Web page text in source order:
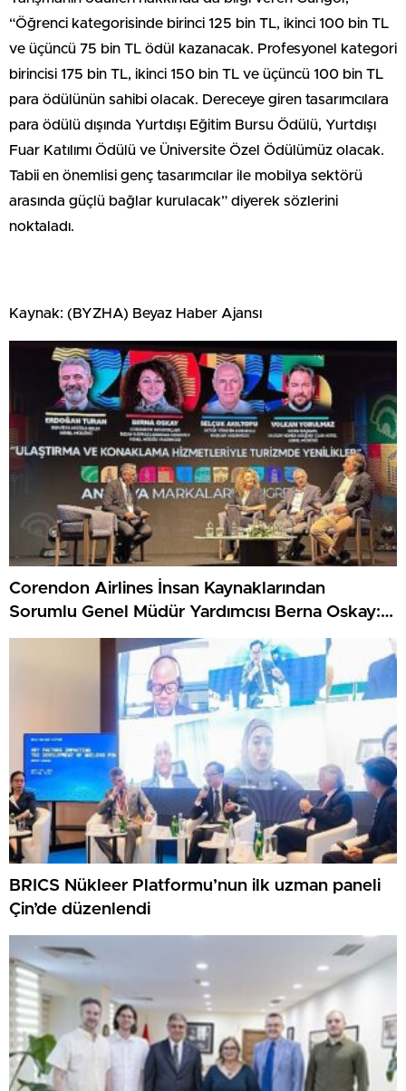
“Öğrenci kategorisinde birinci 125 bin TL, ikinci 100 bin TL
ve üçüncü 75 bin TL ödül kazanacak. Profesyonel kategori
birincisi 175 bin TL, ikinci 150 bin TL ve üçüncü 100 bin TL
para ödülünün sahibi olacak. Dereceye giren tasarımcılara
para ödülü dışında Yurtdışı Eğitim Bursu Ödülü, Yurtdışı
Fuar Katılımı Ödülü ve Üniversite Özel Ödülümüz olacak.
Tabii en önemlisi genç tasarımcılar ile mobilya sektörü
arasında güçlü bağlar kurulacak” diyerek sözlerini
noktaladı.
Kaynak: (BYZHA) Beyaz Haber Ajansı
Corendon Airlines İnsan Kaynaklarından
Sorumlu Genel Müdür Yardımcısı Berna Oskay:
“Z kuşağına yapılan yatırım, turizmin geleceğine
yapılan yatırımdır”
BRICS Nükleer Platformu’nun ilk uzman paneli
Çin’de düzenlendi